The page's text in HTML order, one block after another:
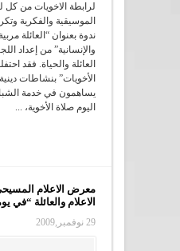
لرابطة الاخويات من كل
الموسيقية والفكرية
ندوة بعنوان “العائلة
والإنسانية” من إعداد
العائلة والحياة. فقد
الأخويات” بنشاطات
يساهمون في خدمة
اليوم صلاة الأخوية، ...
معرض الاعلام
الاعلام والعائلة “في
29 نوفمبر,2009